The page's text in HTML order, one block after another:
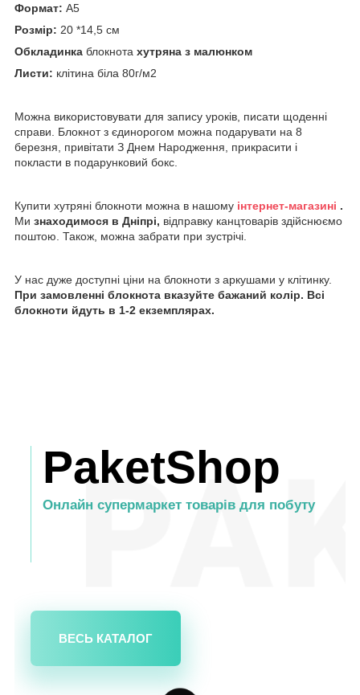
Формат: А5
Розмір: 20 *14,5 см
Обкладинка блокнота хутряна з малюнком
Листи: клітина біла 80г/м2
Можна використовувати для запису уроків, писати щоденні
справи. Блокнот з єдинорогом можна подарувати на 8
березня, привітати З Днем Народження, прикрасити і
покласти в подарунковий бокс.
Купити хутряні блокноти можна в нашому інтернет-магазині .
Ми знаходимося в Дніпрі, відправку канцтоварів здійснюємо
поштою. Також, можна забрати при зустрічі.
У нас дуже доступні ціни на блокноти з аркушами у клітинку.
При замовленні блокнота вказуйте бажаний колір. Всі
блокноти йдуть в 1-2 екземплярах.
PaketShop
Онлайн супермаркет товарів для побуту
ВЕСЬ КАТАЛОГ